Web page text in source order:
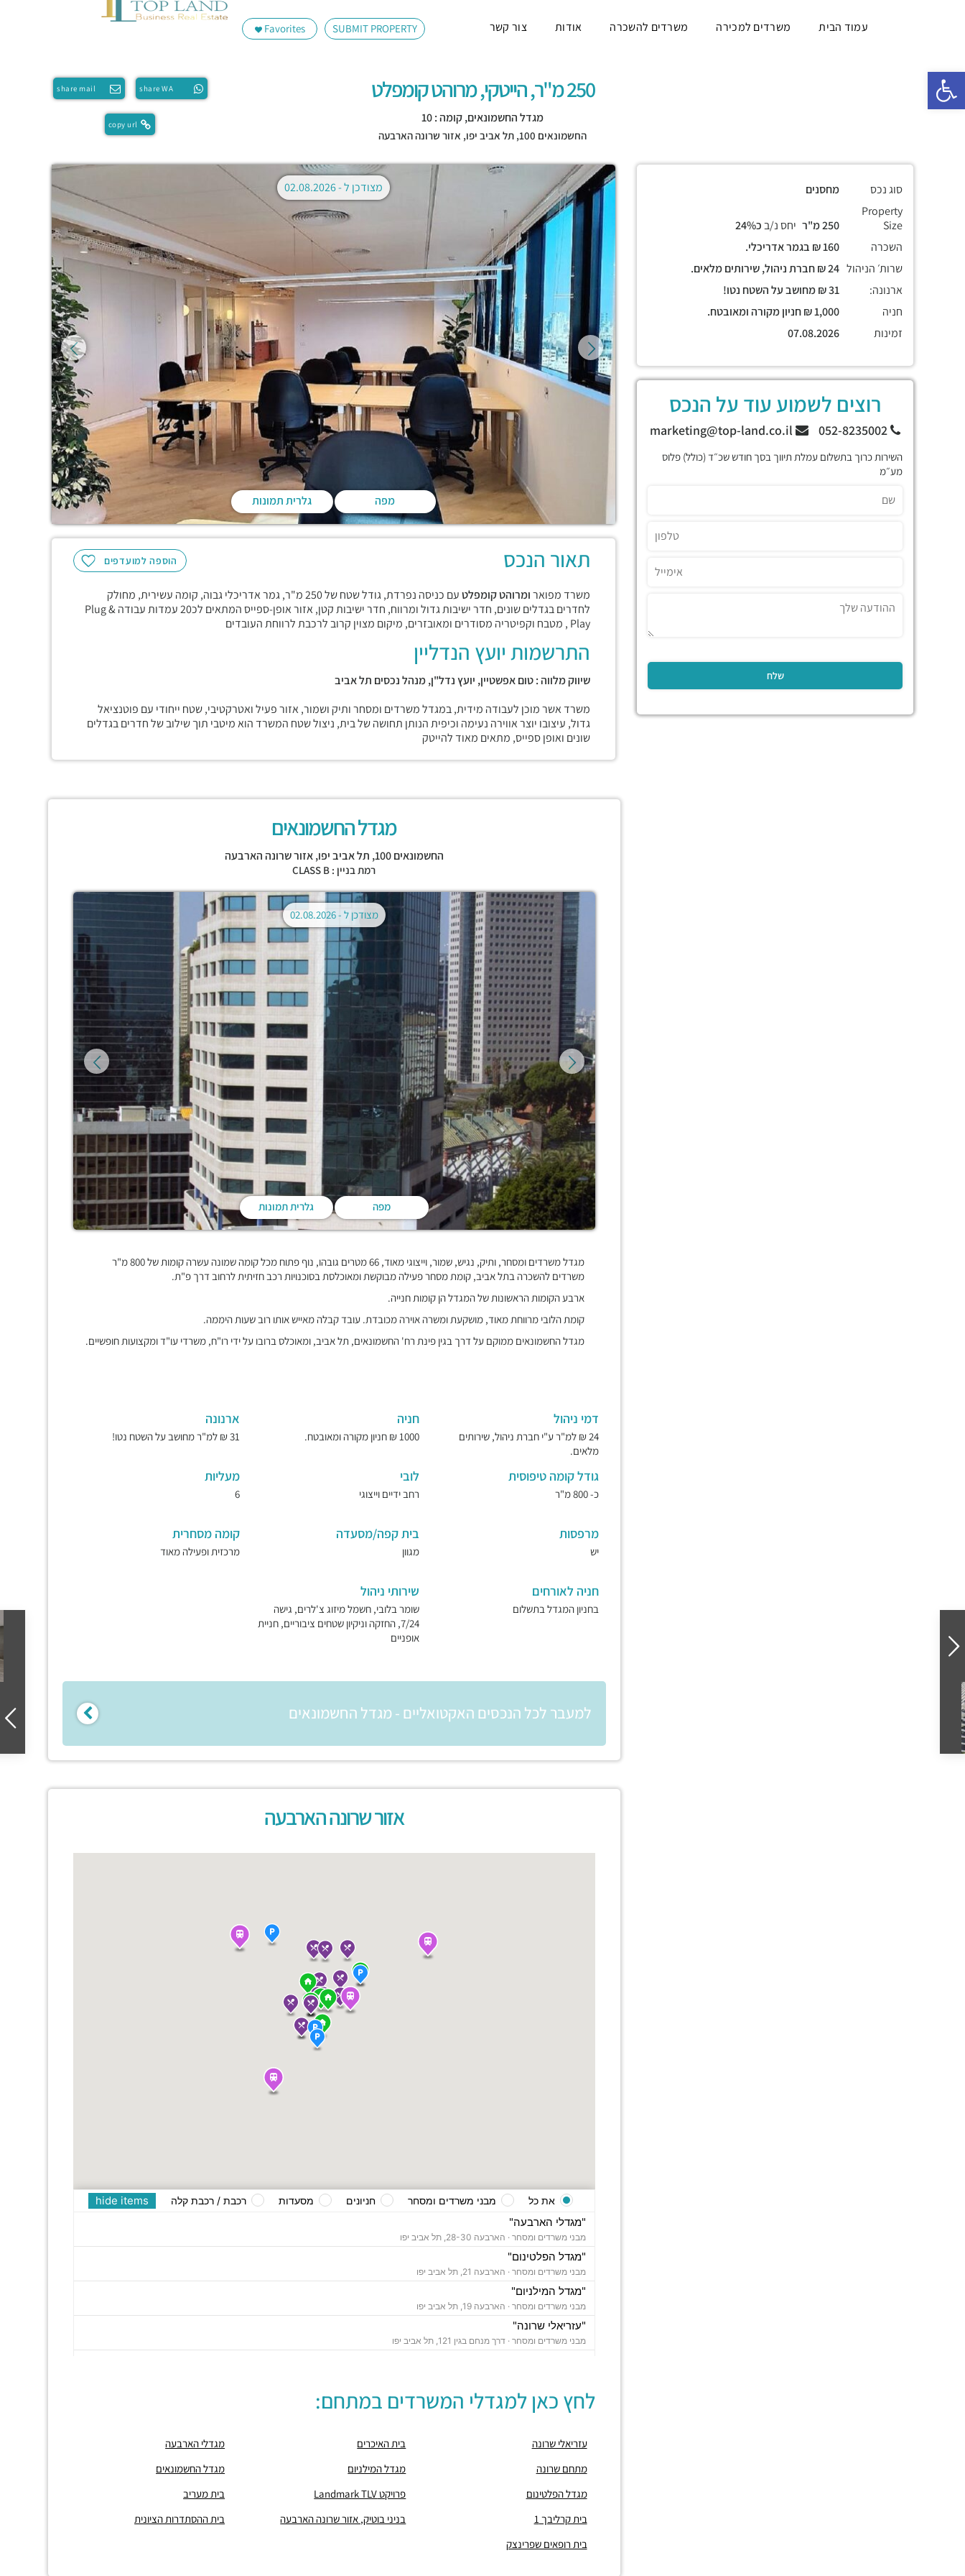
פתח סרגל נגישות
SUBMIT PROPERTY
Favorites עמוד הבית משרדים למכירה משרדים להשכרה אודות צור קשר
share WA
share mail
copy url
250 מ"ר, הייטקי, מרוהט קומפלט
מגדל החשמונאים, קומה : 10
החשמונאים 100, תל אביב יפו, אזור שרונה הארבעה
מפה גלרית תמונות
מצודכן ל -
הוספה למועדפים תאור הנכס
משרד מפוארומרוהט קומפלט
עם כניסה נפרדת, גודל שטח של 250 מ"ר, גמר אדריכלי גבוה, קומה עשירית, מחולק
לחדרים בגדלים שונים, חדר ישיבות גדול ומרווח, חדר ישיבות קטן, אזור אופן-ספייס המתאים לכ20 עמדות עבודה Plug &
Play , מטבח וקפיטריה מסודרים ומאובזרים, מיקום מצוין קרוב לרכבת לרווחת העובדים
התרשמות יועץ הנדליין
שיווק מלווה : טום אפשטיין, יועץ נדל"ן, מנהל נכסים תל אביב
משרד אשר מוכן לעבודה מידית, במגדל משרדים ומסחר ותיק ושמור, אזור פעיל ואטרקטיבי, שטח ייחודי עם פוטנציאל
גדול, עיצובו יוצר אווירה נעימה וכיפית הנותן תחושה של בית, ניצול שטח המשרד הוא מיטבי תוך שילוב של חדרים בגדלים
שונים ואופן ספייס, מתאים מאוד להייטק
סוג נכס
מחסנים
Property
Size
יחס נ/בכ24%
השכרה
שרות׳ הניהול
ארנונה:
חניה
זמינות
רוצים לשמוע עוד על הנכס
השירות כרוך בתשלום עמלת תיווך בסך חודש שכ״ד (כולל) פלוס
מע״מ
מגדל החשמונאים
החשמונאים 100, תל אביב יפו,אזור שרונה הארבעה
רמת בניין : CLASS B
מפה גלרית תמונות
מצודכן ל -02.08.2026
מגדל משרדים ומסחר, ותיק, נגיש, שמור, וייצוגי מאוד, 66 מטרים גובהו, נוף פתוח מכל קומה שמונה עשרה קומות של 800 מ"ר
משרדים להשכרה בתל אביב, קומת מסחר פעילה מבוקשת ומאוכלסת בסוכנויות רכב חזיתית לרחוב דרך פ"ת.
ארבע הקומות הראשונות של המגדל הן קומות חנייה.
קומת הלובי מרווחת מאוד, מושקעת ומשרה אוירה מכובדת. עובד קבלה מאייש אותו רוב שעות היממה.
מגדל החשמונאים ממוקם על דרך בגין פינת רח' החשמונאים, תל אביב, ומאוכלס ברובו על ידי רו"ח, משרדי עו"ד ומקצועות חופשיים.
דמי ניהול
24 ₪ למ"ר ע"י חברת ניהול, שירותים
מלאים.
חניה
1000 ₪ חניון מקורה ומאובטח.
ארנונה
31 ₪ למ"ר מחושב על השטח נטו!
גודל קומה טיפוסית
כ- 800 מ"ר
לובי
רחב ידיים וייצוגי
מעליות
6
מרפסות
יש
בית קפה/מסעדה
מגוון
קומה מסחרית
מרכזית ופעילה מאוד
חניה לאורחים
בחניון המגדל בתשלום
שירותי ניהול
שומר בלובי, חשמל מיזוג צ'לרים, גישה
7/24, החזקה וניקיון שטחים ציבוריים, חניית
אופניים
למעבר לכל הנכסים האקטואליים - מגדל החשמונאים
אזור שרונה הארבעה
"מגדלי הארבעה"
מבני משרדים ומסחר · הארבעה 28-30, תל אביב יפו
"מגדל הפלטינום"
מבני משרדים ומסחר · הארבעה 21, תל אביב יפו
"מגדל המילניום"
מבני משרדים ומסחר · הארבעה 19, תל אביב יפו
"עזריאלי שרונה"
מבני משרדים ומסחר · דרך מנחם בגין 121, תל אביב יפו
"מגדל החשמונאים"
מבני משרדים ומסחר ·החשמונאים 100, תל אביב יפו
חניונים · ארניה 32, הארבעה 10, תל אביב יפו,
חניון מגדלי הארבעה
חניון TLV - דרך מנחם בגין
חניונים ·3Q9P+CH תל אביב יפו
חניונים ·3Q9P+JG תל אביב יפו
hide items את כל מבני משרדים ומסחר חניונים מסעדות רכבת / רכבת קלה
לחץ כאן למגדלי המשרדים במתחם:
עזריאלי שרונה בית האיכרים
מגדלי הארבעה
מתחם שרונה
מגדל המילניום
מגדל החשמונאים
מגדל הפלטינום
פרויקט Landmark TLV
בית מעריב
בית קרליבך 1
בניני בוטיק, אזור שרונה הארבעה
בית ההסתדרות הציונית
בית רופאים שפרינצק